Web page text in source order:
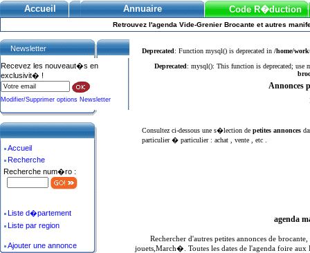
Accueil Annuaire Code R�duction
Retrouvez l'agenda Vide-Grenier Brocante et autres
Deprecated: Function mysql() is deprecated in /home/
Deprecated: mysql(): This function is deprecated; use
Annonces
Consultez ci-dessous une s�lection de petites annonces
particulier � particulier : achat , vente , etc .
agenda
Rechercher d'autres petites annonces de
jouets,March�. Toutes les dates de l'agenda foire
Newsletter
Recevez les nouveaut�s en
exclusivit� !
Modifier/Supprimer options Newsletter
Accueil
Recherche
Recherche num�ro :
Liste d�partement
Liste par region
Ajouter une annonce